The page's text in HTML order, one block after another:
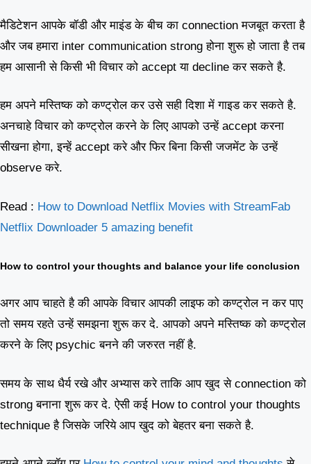
मैडिटेशन आपके बॉडी और माइंड के बीच का connection मजबूत करता है
और जब हमारा inter communication strong होना शुरू हो जाता है तब
हम आसानी से किसी भी विचार को accept या decline कर सकते है.
हम अपने मस्तिष्क को कण्ट्रोल कर उसे सही दिशा में गाइड कर सकते है.
अनचाहे विचार को कण्ट्रोल करने के लिए आपको उन्हें accept करना
सीखना होगा, इन्हें accept करे और फिर बिना किसी जजमेंट के उन्हें
observe करे.
Read : How to Download Netflix Movies with StreamFab
Netflix Downloader 5 amazing benefit
How to control your thoughts and balance your life conclusion
अगर आप चाहते है की आपके विचार आपकी लाइफ को कण्ट्रोल न कर पाए
तो समय रहते उन्हें समझना शुरू कर दे. आपको अपने मस्तिष्क को कण्ट्रोल
करने के लिए psychic बनने की जरुरत नहीं है.
समय के साथ धैर्य रखे और अभ्यास करे ताकि आप खुद से connection को
strong बनाना शुरू कर दे. ऐसी कई How to control your thoughts
technique है जिसके जरिये आप खुद को बेहतर बना सकते है.